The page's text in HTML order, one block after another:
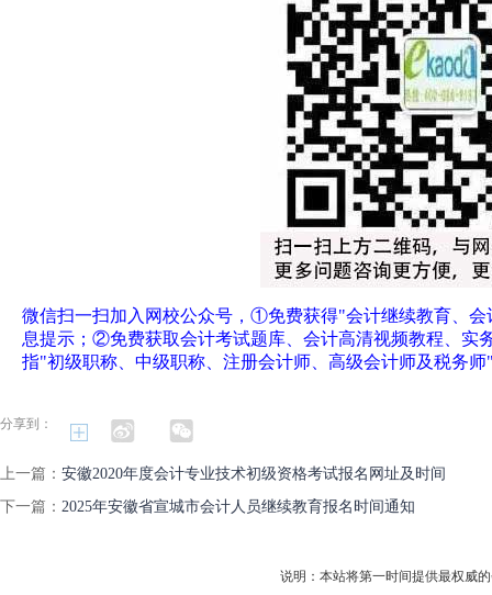
微信扫一扫加入网校公众号，①免费获得"会计继续教育、
息提示；②免费获取会计考试题库、会计高清视频教程、实
指"初级职称、中级职称、注册会计师、高级会计师及税务
分享到：
上一篇： 安徽2020年度会计专业技术初级资格考试报名网址及时间
下一篇： 2025年安徽省宣城市会计人员继续教育报名时间通知
说明：本站将第一时间提供最权威